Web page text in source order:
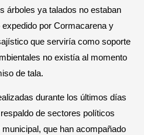
árboles ya talados no estaban
por Cormacarena y
que serviría como soporte
no existía al momento
de tala.
durante los últimos días
de sectores políticos
que han acompañado